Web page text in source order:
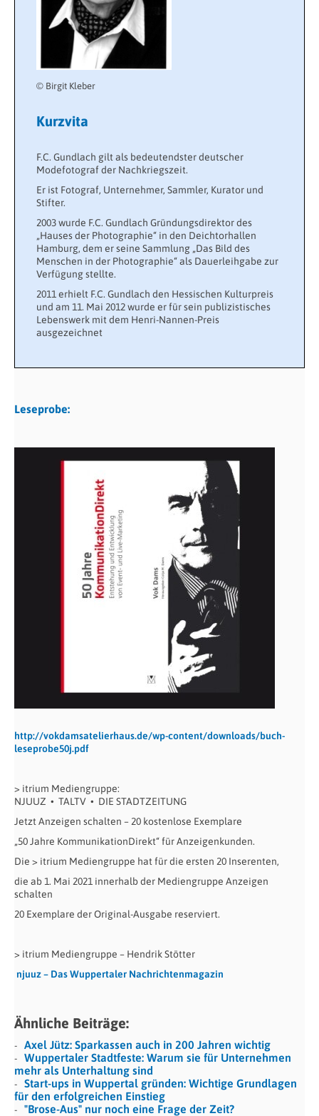
© Birgit Kleber
Kurzvita
F.C. Gundlach gilt als bedeutendster deutscher
Modefotograf der Nachkriegszeit.
Er ist Fotograf, Unternehmer, Sammler, Kurator und
Stifter.
2003 wurde F.C. Gundlach Gründungsdirektor des
„Hauses der Photographie“ in den Deichtorhallen
Hamburg, dem er seine Sammlung „Das Bild des
Menschen in der Photographie“ als Dauerleihgabe zur
Verfügung stellte.
2011 erhielt F.C. Gundlach den Hessischen Kulturpreis
und am 11. Mai 2012 wurde er für sein publizistisches
Lebenswerk mit dem Henri-Nannen-Preis
ausgezeichnet
Leseprobe:
http://vokdamsatelierhaus.de/wp-content/downloads/buch-
leseprobe50j.pdf
> itrium Mediengruppe:
NJUUZ • TALTV • DIE STADTZEITUNG
Jetzt Anzeigen schalten – 20 kostenlose Exemplare
„50 Jahre KommunikationDirekt“ für Anzeigenkunden.
Die > itrium Mediengruppe hat für die ersten 20 Inserenten,
die ab 1. Mai 2021 innerhalb der Mediengruppe Anzeigen
schalten
20 Exemplare der Original-Ausgabe reserviert.
> itrium Mediengruppe – Hendrik Stötter
njuuz – Das Wuppertaler Nachrichtenmagazin
Ähnliche Beiträge:
Axel Jütz: Sparkassen auch in 200 Jahren wichtig
Wuppertaler Stadtfeste: Warum sie für Unternehmen
mehr als Unterhaltung sind
Start-ups in Wuppertal gründen: Wichtige Grundlagen
für den erfolgreichen Einstieg
"Brose-Aus" nur noch eine Frage der Zeit?